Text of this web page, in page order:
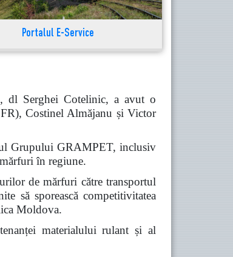
Portalul E-Service
dl Serghei Cotelinic, a avut o
Costinel Almăjanu și Victor
Grupului GRAMPET, inclusiv
în regiune.
de mărfuri către transportul
să sporească competitivitatea
Moldova.
materialului rulant și al